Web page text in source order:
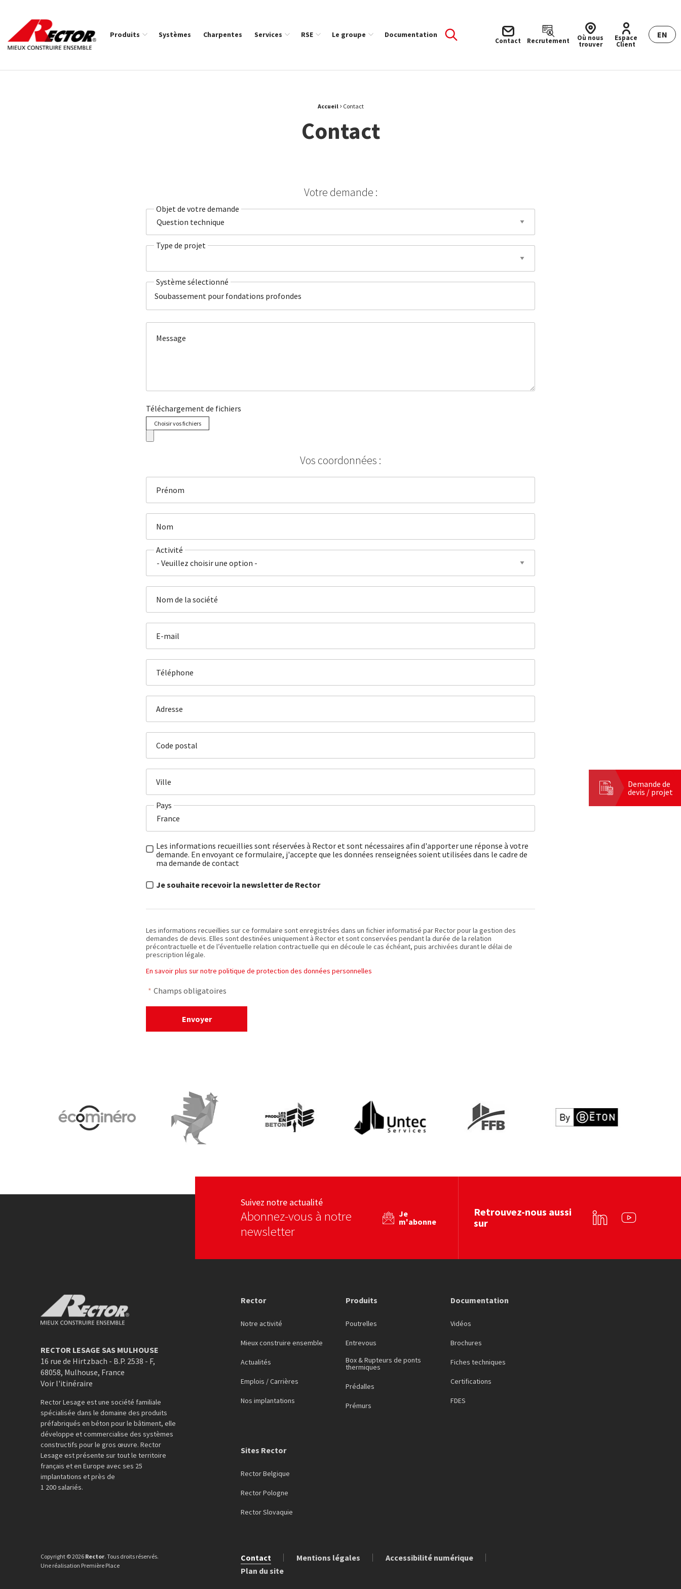
Rector Mieux construire ensemble
Produits Systèmes Charpentes Services RSE Le groupe Documentation
Contact Recrutement Où nous
trouver
Espace
Client
EN
Accueil › Contact
Contact
Votre demande :
Objet de votre demande
Type de projet
Système sélectionné
Soubassement pour fondations profondes
Message
Téléchargement de fichiers
Choisir vos fichiers
Vos coordonnées :
Prénom
Nom
Activité
Nom de la société
E-mail
Téléphone
Adresse
Code postal
Ville
Pays
Les informations recueillies sont réservées à Rector et sont nécessaires afin d'apporter une réponse à votre
demande. En envoyant ce formulaire, j'accepte que les données renseignées soient utilisées dans le cadre de
ma demande de contact
Je souhaite recevoir la newsletter de Rector
Les informations recueillies sur ce formulaire sont enregistrées dans un fichier informatisé par Rector pour la gestion des
demandes de devis. Elles sont destinées uniquement à Rector et sont conservées pendant la durée de la relation
précontractuelle et de l’éventuelle relation contractuelle qui en découle le cas échéant, puis archivées durant le délai de
prescription légale.
En savoir plus sur notre politique de protection des données personnelles
* Champs obligatoires
Envoyer
Voir le site web Voir le site web
Demande de
devis / projet
Suivez notre actualité
Abonnez-vous à notre
newsletter
Je
m'abonne
Retrouvez-nous aussi
sur
Linkedin YouTube
Rector Mieux construire ensemble
RECTOR LESAGE SAS MULHOUSE
16 rue de Hirtzbach - B.P. 2538 - F,
68058, Mulhouse, France
Voir l'itinéraire
Rector Lesage est une société familiale
spécialisée dans le domaine des produits
préfabriqués en béton pour le bâtiment, elle
développe et commercialise des systèmes
constructifs pour le gros œuvre. Rector
Lesage est présente sur tout le territoire
français et en Europe avec ses 25
implantations et près de
1 200 salariés.
Rector
Notre activité
Mieux construire ensemble
Actualités
Emplois / Carrières
Nos implantations
Produits
Poutrelles
Entrevous
Box & Rupteurs de ponts
thermiques
Prédalles
Prémurs
Documentation
Vidéos
Brochures
Fiches techniques
Certifications
FDES
Sites Rector
Rector Belgique
Rector Pologne
Rector Slovaquie
Contact Mentions légales
Accessibilité numérique
Plan du site
Copyright © 2026 Rector. Tous droits réservés.
Une réalisation Première Place